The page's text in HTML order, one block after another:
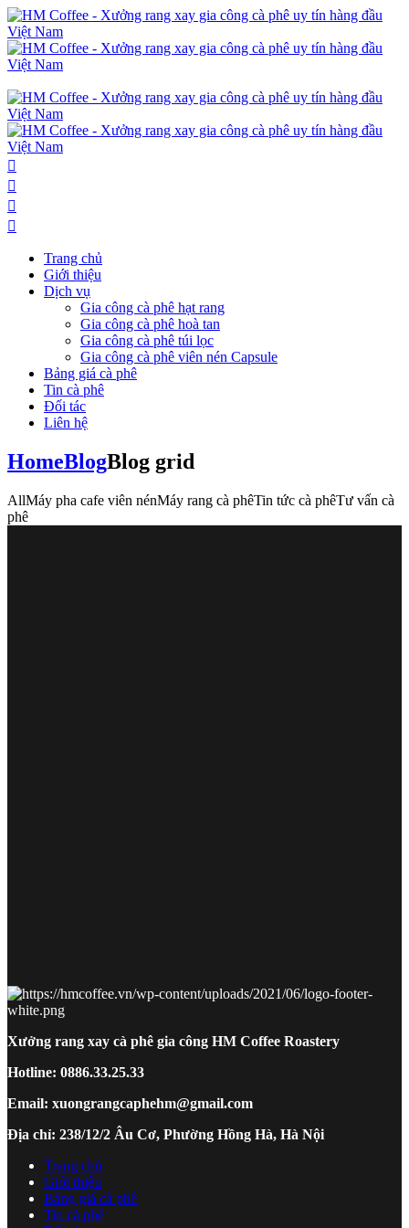
Trang chủ
Giới thiệu
Dịch vụ
Gia công cà phê hạt rang
Gia công cà phê hoà tan
Gia công cà phê túi lọc
Gia công cà phê viên nén Capsule
Bảng giá cà phê
Tin cà phê
Đối tác
Liên hệ
HomeBlogBlog grid
AllMáy pha cafe viên nénMáy rang cà phêTin tức cà phêTư vấn cà
phê
Xưởng rang xay cà phê gia công HM Coffee Roastery
Hotline: 0886.33.25.33
Email: xuongrangcaphehm@gmail.com
Địa chỉ: 238/12/2 Âu Cơ, Phường Hồng Hà, Hà Nội
Trang chủ
Giới thiệu
Bảng giá cà phê
Tin cà phê